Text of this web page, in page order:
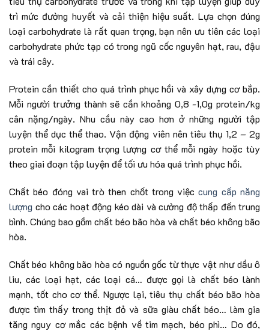
trì mức đường huyết và cải thiện hiệu suất. Lựa chọn đúng
loại carbohydrate là rất quan trọng, bạn nên ưu tiên các loại
carbohydrate phức tạp có trong ngũ cốc nguyên hạt, rau, đậu
và trái cây.
Protein cần thiết cho quá trình phục hồi và xây dựng cơ bắp.
Mỗi người trưởng thành sẽ cần khoảng 0,8 -1,0g protein/kg
cân nặng/ngày. Nhu cầu này cao hơn ở những người tập
luyện thể dục thể thao. Vận động viên nên tiêu thụ 1,2 – 2g
protein mỗi kilogram trọng lượng cơ thể mỗi ngày hoặc tùy
theo giai đoạn tập luyện để tối ưu hóa quá trình phục hồi.
Chất béo đóng vai trò then chốt trong việccung cấp năng
lượng cho các hoạt động kéo dài và cường độ thấp đến trung
bình. Chúng bao gồm chất béo bão hòa và chất béo không bão
hòa.
Chất béo không bão hòa có nguồn gốc từ thực vật như dầu ô
liu, các loại hạt, các loại cá… được gọi là chất béo lành
mạnh, tốt cho cơ thể. Ngược lại, tiêu thụ chất béo bão hòa
được tìm thấy trong thịt đỏ và sữa giàu chất béo… làm gia
tăng nguy cơ mắc các bệnh về tim mạch, béo phì… Do đó,